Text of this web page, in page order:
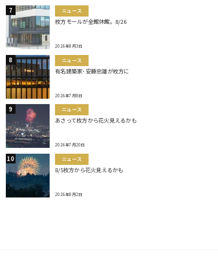
ニュース
枚方モールが全館休館。8/26
2026年8月3日
ニュース
有名建築家･安藤忠雄が枚方に
2026年7月8日
ニュース
あさって枚方から花火見えるかも
2026年7月20日
ニュース
8/5枚方から花火見えるかも
2026年8月2日